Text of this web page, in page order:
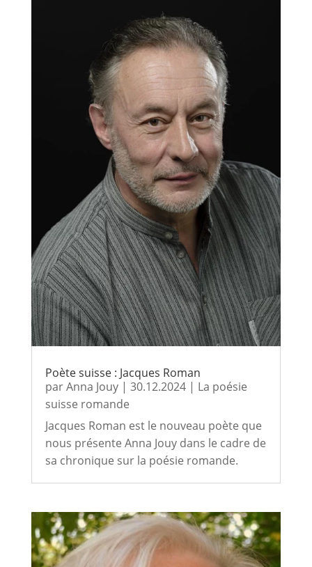
Poète suisse : Jacques Roman
parAnna Jouy| 30.12.2024| La poésie
suisse romande
Jacques Roman est le nouveau poète que
nous présente Anna Jouy dans le cadre de
sa chronique sur la poésie romande.